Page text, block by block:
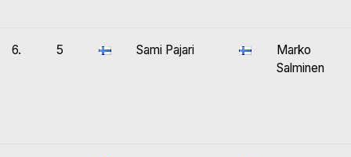
6. 5 Sami Pajari
Marko
Salminen